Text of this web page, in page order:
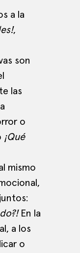
a la
,
son
las
o
¡Qué
mismo
En la
a los
o